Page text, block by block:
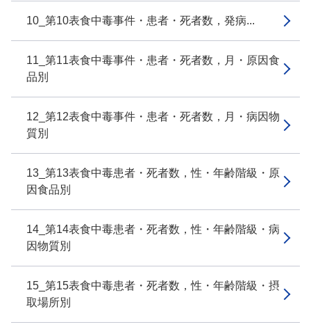
10_第10表食中毒事件・患者・死者数，発病...
11_第11表食中毒事件・患者・死者数，月・原因食
品別
12_第12表食中毒事件・患者・死者数，月・病因物
質別
13_第13表食中毒患者・死者数，性・年齢階級・原
因食品別
14_第14表食中毒患者・死者数，性・年齢階級・病
因物質別
15_第15表食中毒患者・死者数，性・年齢階級・摂
取場所別